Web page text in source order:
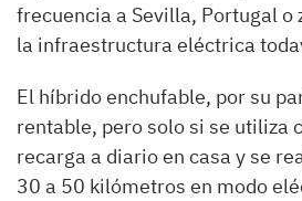
frecuencia a Sevilla, Portugal o
la infraestructura eléctrica
El híbrido enchufable, por su
rentable, pero solo si se utiliza
recarga a diario en casa y se
30 a 50 kilómetros en modo